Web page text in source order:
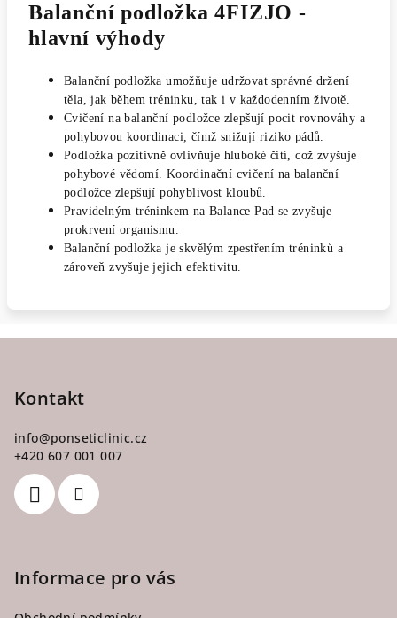
Balanční podložka 4FIZJO -
hlavní výhody
Balanční podložka umožňuje udržovat správné držení
těla, jak během tréninku, tak i v každodenním životě.
Cvičení na balanční podložce zlepšují pocit rovnováhy a
pohybovou koordinaci, čímž snižují riziko pádů.
Podložka pozitivně ovlivňuje hluboké čití, což zvyšuje
pohybové vědomí. Koordinační cvičení na balanční
podložce zlepšují pohyblivost kloubů.
Pravidelným tréninkem na Balance Pad se zvyšuje
prokrvení organismu.
Balanční podložka je skvělým zpestřením tréninků a
zároveň zvyšuje jejich efektivitu.
Kontakt
info@ponseticlinic.cz
+420 607 001 007
Informace pro vás